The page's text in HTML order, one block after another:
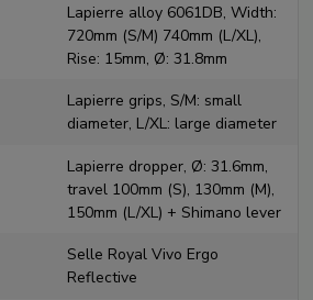
Lapierre alloy 6061DB, Width:
720mm (S/M) 740mm (L/XL),
Rise: 15mm, Ø: 31.8mm
Lapierre grips, S/M: small
diameter, L/XL: large diameter
Lapierre dropper, Ø: 31.6mm,
travel 100mm (S), 130mm (M),
150mm (L/XL) + Shimano lever
Selle Royal Vivo Ergo
Reflective